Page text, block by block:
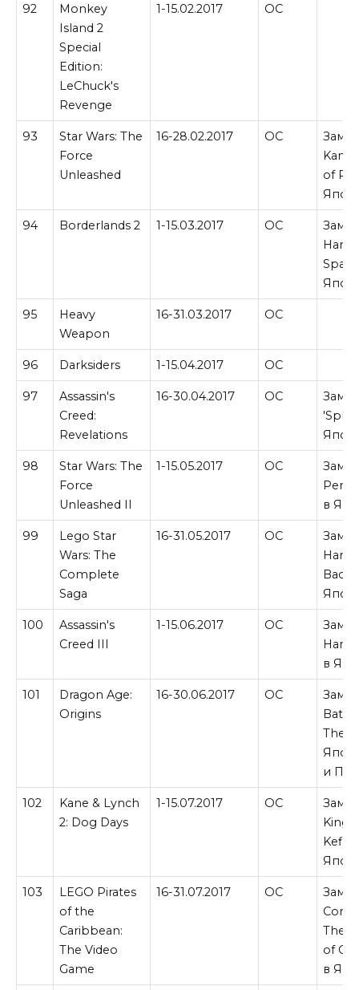
92
Monkey
Island 2
Special
Edition:
LeChuck's
Revenge
1-15.02.2017 ОС
93
Star Wars: The
Force
Unleashed
16-28.02.2017 ОС
of
94 Borderlands 2 1-15.03.2017 ОС
95
Heavy
Weapon
16-31.03.2017 ОС
96 Darksiders 1-15.04.2017 ОС
97
Assassin's
Creed:
Revelations
16-30.04.2017 ОС
98
Star Wars: The
Force
Unleashed II
1-15.05.2017 ОС
в
99
Lego Star
Wars: The
Complete
Saga
16-31.05.2017 ОС
100
Assassin's
Creed III
1-15.06.2017 ОС
в
101
Dragon Age:
Origins
16-30.06.2017 ОС
и
102
Kane & Lynch
2: Dog Days
1-15.07.2017 ОС
103
LEGO Pirates
of the
Caribbean:
The Video
Game
16-31.07.2017 ОС
The
of
в